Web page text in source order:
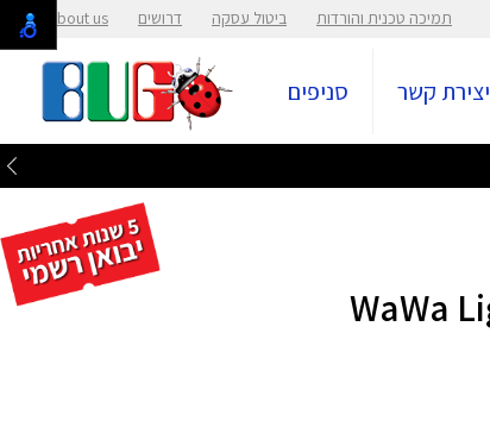
תמיכה טכנית והורדות ביטול עסקה דרושים About us
יצירת קשר סניפים